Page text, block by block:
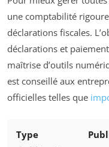
une comptabilité
déclarations fiscales.
déclarations et
maîtrise d’outils
est conseillé aux
officielles telles que
Type